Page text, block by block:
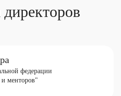
федерации
и менторов"